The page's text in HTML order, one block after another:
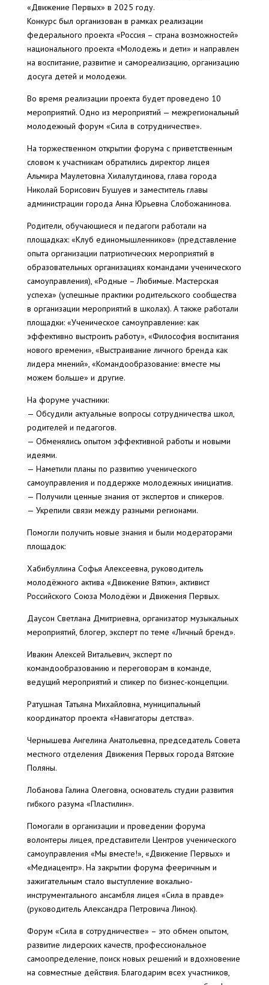
«Движение Первых» в 2025 году.
Конкурс был организован в рамках реализации
федерального проекта «Россия – страна возможностей»
национального проекта «Молодежь и дети» и направлен
на воспитание, развитие и самореализацию, организацию
досуга детей и молодежи.
Во время реализации проекта будет проведено 10
мероприятий. Одно из мероприятий — межрегиональный
молодежный форум «Сила в сотрудничестве».
На торжественном открытии форума с приветственным
словом к участникам обратились директор лицея
Альмира Маулетовна Хилалутдинова, глава города
Николай Борисович Бушуев и заместитель главы
администрации города Анна Юрьевна Слобожанинова.
Родители, обучающиеся и педагоги работали на
площадках: «Клуб единомышленников» (представление
опыта организации патриотических мероприятий в
образовательных организациях командами ученического
самоуправления), «Родные – Любимые. Мастерская
успеха» (успешные практики родительского сообщества
в организации мероприятий в школах). А также работали
площадки: «Ученическое самоуправление: как
эффективно выстроить работу», «Философия воспитания
нового времени», «Выстраивание личного бренда как
лидера мнений», «Командообразование: вместе мы
можем больше» и другие.
На форуме участники:
— Обсудили актуальные вопросы сотрудничества школ,
родителей и педагогов.
— Обменялись опытом эффективной работы и новыми
идеями.
— Наметили планы по развитию ученического
самоуправления и поддержке молодежных инициатив.
— Получили ценные знания от экспертов и спикеров.
— Укрепили связи между разными регионами.
Помогли получить новые знания и были модераторами
площадок:
Хабибуллина Софья Алексеевна, руководитель
молодёжного актива «Движение Вятки», активист
Российского Союза Молодёжи и Движения Первых.
Даусон Светлана Дмитриевна, организатор музыкальных
мероприятий, блогер, эксперт по теме «Личный бренд».
Ивакин Алексей Витальевич, эксперт по
командообразованию и переговорам в команде,
ведущий мероприятий и спикер по бизнес-концепции.
Ратушная Татьяна Михайловна, муниципальный
координатор проекта «Навигаторы детства».
Чернышева Ангелина Анатольевна, председатель Совета
местного отделения Движения Первых города Вятские
Поляны.
Лобанова Галина Олеговна, основатель студии развития
гибкого разума «Пластилин».
Помогали в организации и проведении форума
волонтеры лицея, представители Центров ученического
самоуправления «Мы вместе!», «Движение Первых» и
«Медиацентр». На закрытии форума фееричным и
зажигательным стало выступление вокально-
инструментального ансамбля лицея «Сила в правде»
(руководитель Александра Петровича Линок).
Форум «Сила в сотрудничестве» – это обмен опытом,
развитие лидерских качеств, профессиональное
самоопределение, поиск новых решений и вдохновение
на совместные действия. Благодарим всех участников,